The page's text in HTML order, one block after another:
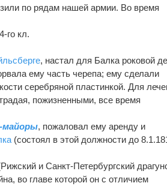
по рядам нашей армии. Во время
4-го кл.
, настал для Балка роковой
ему часть черепа; ему сделали
серебряной пластинкой. Для
пожизненными, все время
майоры, пожаловал ему аренду и
(состоял в этой должности до
и Санкт-Петербургский
во главе которой он с отличием